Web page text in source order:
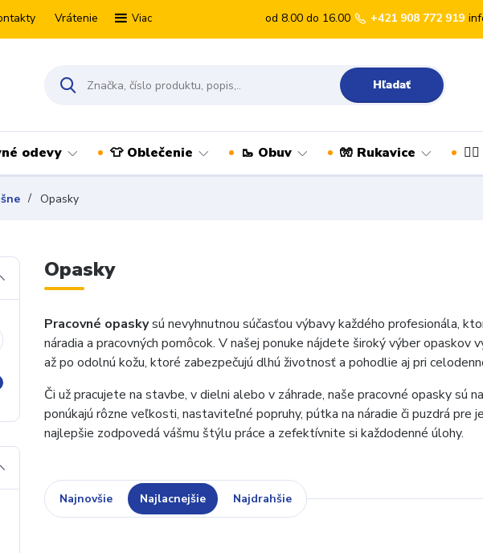
Vrátenie Viac
Hľadať
od 8.00 do 16.00 +421 908 772 919
odevy 👕 Oblečenie 🥾 Obuv 🧤 Rukavice
Opasky
Opasky
Pracovné opaskysú nevyhnutnou súčasťou výbavy každého profesionála,
náradia a pracovných pomôcok. V našej ponuke nájdete široký výber
až po odolnú kožu, ktoré zabezpečujú dlhú životnosť a pohodlie aj pri
Či už pracujete na stavbe, v dielni alebo v záhrade, naše pracovné opasky sú
ponúkajú rôzne veľkosti, nastaviteľné popruhy, pútka na náradie či puzdrá
najlepšie zodpovedá vášmu štýlu práce a zefektívnite si každodenné úlohy.
Najnovšie Najlacnejšie Najdrahšie